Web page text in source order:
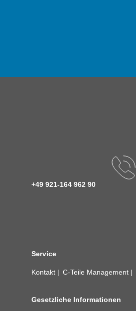
+49 921-164 962 90
Service
Kontakt C-Teile Management
Gesetzliche Informationen